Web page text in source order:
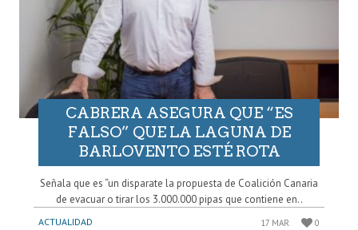
CABRERA ASEGURA QUE “ES
FALSO” QUE LA LAGUNA DE
BARLOVENTO ESTÉ ROTA
Señala que es “un disparate la propuesta de Coalición Canaria
de evacuar o tirar los 3.000.000 pipas que contiene en..
ACTUALIDAD 17 MAR 0